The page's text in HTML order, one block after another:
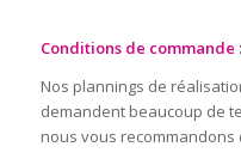
Conditions de commande :
Nos plannings de
demandent beaucoup de
nous vous recommandons